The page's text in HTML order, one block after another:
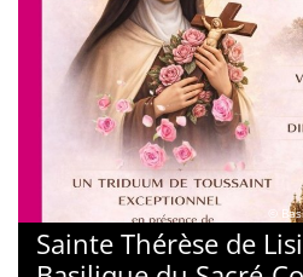
©
Sainte Thérèse de